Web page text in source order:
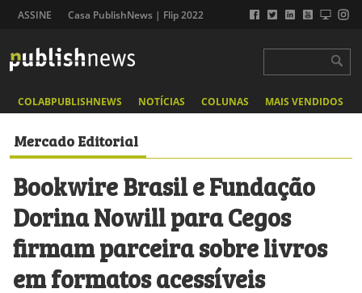
ASSINE Casa PublishNews | Flip 2022
COLABPUBLISHNEWS NOTÍCIAS COLUNAS MAIS VENDIDOS
Mercado Editorial
Bookwire Brasil e Fundação
Dorina Nowill para Cegos
firmam parceira sobre livros
em formatos acessíveis